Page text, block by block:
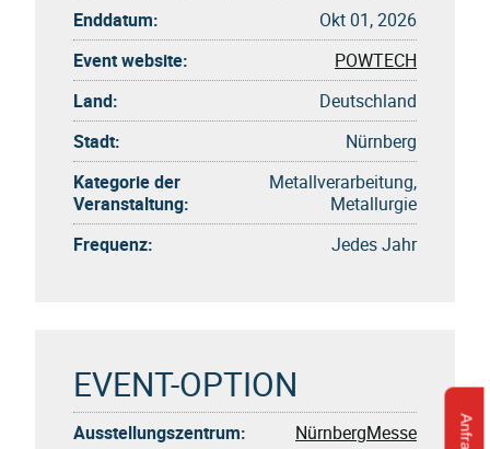
Enddatum:
Okt 01, 2026
Event website:
POWTECH
Land:
Deutschland
Stadt:
Nürnberg
Kategorie der
Veranstaltung:
Metallverarbeitung,
Metallurgie
Frequenz:
Jedes Jahr
EVENT-OPTION
Ausstellungszentrum: NürnbergMesse